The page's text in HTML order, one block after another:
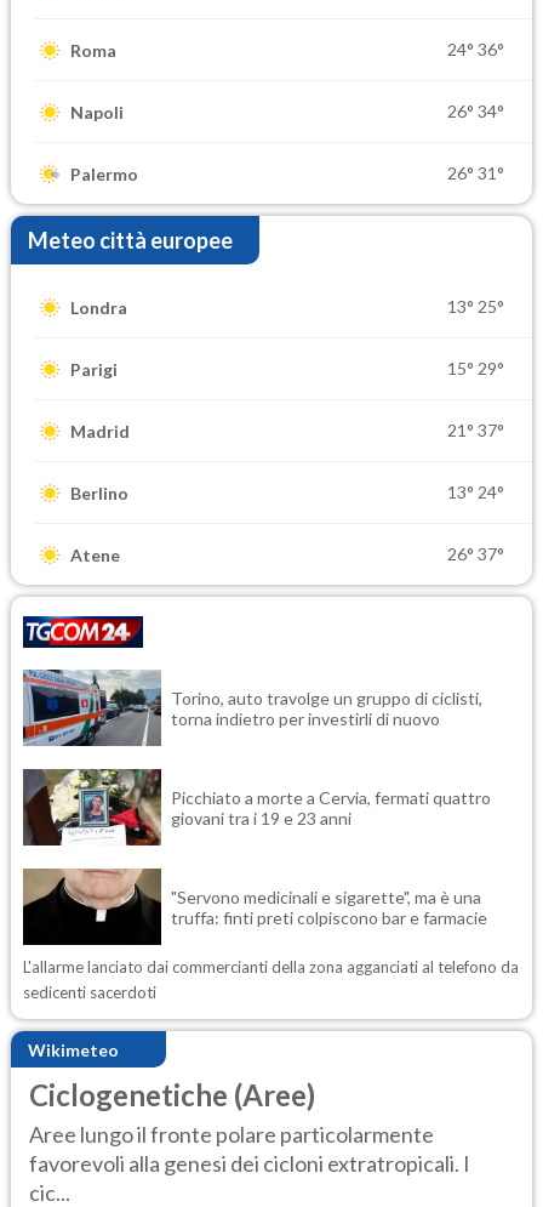
Roma 24° 36°
Napoli 26° 34°
Palermo 26° 31°
Meteo città europee
Londra 13° 25°
Parigi 15° 29°
Madrid 21° 37°
Berlino 13° 24°
Atene 26° 37°
Torino, auto travolge un gruppo di ciclisti,
torna indietro per investirli di nuovo
Picchiato a morte a Cervia, fermati quattro
giovani tra i 19 e 23 anni
"Servono medicinali e sigarette", ma è una
truffa: finti preti colpiscono bar e farmacie
L'allarme lanciato dai commercianti della zona agganciati al telefono da
sedicenti sacerdoti
Wikimeteo
Ciclogenetiche (Aree)
Aree lungo il fronte polare particolarmente
favorevoli alla genesi dei cicloni extratropicali. I
cic...